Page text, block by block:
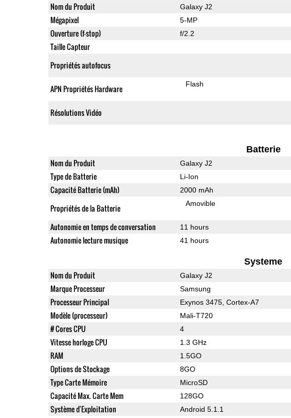
Nom du Produit Galaxy J2
Mégapixel 5-MP
Ouverture (f-stop) f/2.2
Taille Capteur
Propriétés autofocus
APN Propriétés Hardware Flash
Résolutions Vidéo
Batterie
Nom du Produit Galaxy J2
Type de Batterie Li-Ion
Capacité Batterie (mAh) 2000 mAh
Propriétés de la Batterie Amovible
Autonomie en temps de conversation 11 hours
Autonomie lecture musique 41 hours
Systeme
Nom du Produit Galaxy J2
Marque Processeur Samsung
Processeur Principal Exynos 3475, Cortex-A7
Modèle (processeur) Mali-T720
# Cores CPU 4
Vitesse horloge CPU 1.3 GHz
RAM 1.5GO
Options de Stockage 8GO
Type Carte Mémoire MicroSD
Capacité Max. Carte Mem 128GO
Système d'Exploitation Android 5.1.1